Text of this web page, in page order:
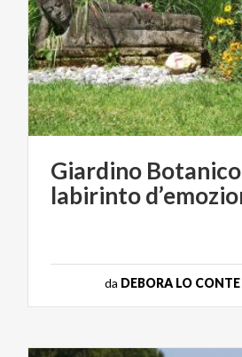
Giardino Botanico
labirinto
da DEBORA LO